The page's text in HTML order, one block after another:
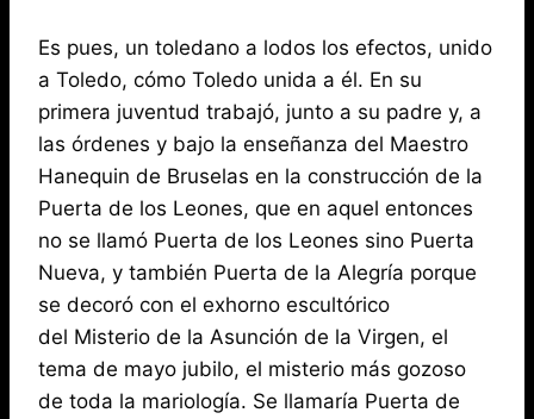
Es pues, un toledano a lodos los efectos, unido
a Toledo, cómo Toledo unida a él. En su
primera juventud trabajó, junto a su padre y, a
las órdenes y bajo la enseñanza del Maestro
Hanequin de Bruselas en la construcción de la
Puerta de los Leones, que en aquel entonces
no se llamó Puerta de los Leones sino Puerta
Nueva, y también Puerta de la Alegría porque
se decoró con el exhorno escultórico
del Misterio de la Asunción de la Virgen, el
tema de mayo jubilo, el misterio más gozoso
de toda la mariología. Se llamaría Puerta de